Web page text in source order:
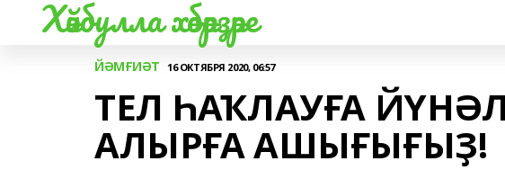
Хәйбулла хәбәрҙәре
ЙӘМҒИӘТ 16 ОКТЯБРЯ 2020, 06:57
ТЕЛ ҺАҠЛАУҒА
АЛЫРҒА АШЫҒЫҒЫҘ!